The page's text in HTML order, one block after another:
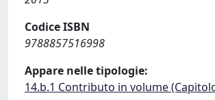
Codice ISBN
9788857516998
Appare nelle tipologie:
14.b.1 Contributo in volume